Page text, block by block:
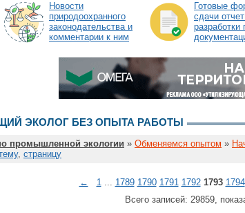
Новости
природоохранного
законодательства и
комментарии к ним
Готовые
сдачи
разработки
ЭКОЛОГ БЕЗ ОПЫТА РАБОТЫ
промышленной экологии » Обменяемся опытом »
, страницу
← 1... 1789 1790 1791 1792 1793 1794
Всего записей: 29859,